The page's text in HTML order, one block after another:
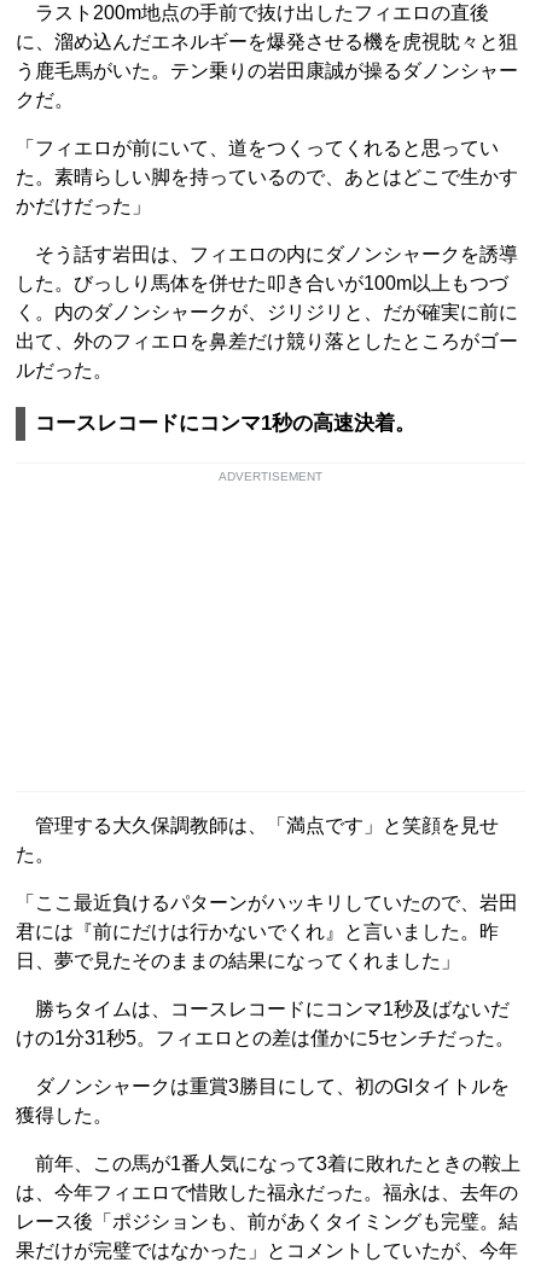
ラスト200m地点の手前で抜け出したフィエロの直後
に、溜め込んだエネルギーを爆発させる機を虎視眈々と狙
う鹿毛馬がいた。テン乗りの岩田康誠が操るダノンシャー
クだ。
「フィエロが前にいて、道をつくってくれると思ってい
た。素晴らしい脚を持っているので、あとはどこで生かす
かだけだった」
そう話す岩田は、フィエロの内にダノンシャークを誘導
した。びっしり馬体を併せた叩き合いが100m以上もつづ
く。内のダノンシャークが、ジリジリと、だが確実に前に
出て、外のフィエロを鼻差だけ競り落としたところがゴー
ルだった。
コースレコードにコンマ1秒の高速決着。
ADVERTISEMENT
管理する大久保調教師は、「満点です」と笑顔を見せ
た。
「ここ最近負けるパターンがハッキリしていたので、岩田
君には『前にだけは行かないでくれ』と言いました。昨
日、夢で見たそのままの結果になってくれました」
勝ちタイムは、コースレコードにコンマ1秒及ばないだ
けの1分31秒5。フィエロとの差は僅かに5センチだった。
ダノンシャークは重賞3勝目にして、初のGIタイトルを
獲得した。
前年、この馬が1番人気になって3着に敗れたときの鞍上
は、今年フィエロで惜敗した福永だった。福永は、去年の
レース後「ポジションも、前があくタイミングも完璧。結
果だけが完璧ではなかった」とコメントしていたが、今年